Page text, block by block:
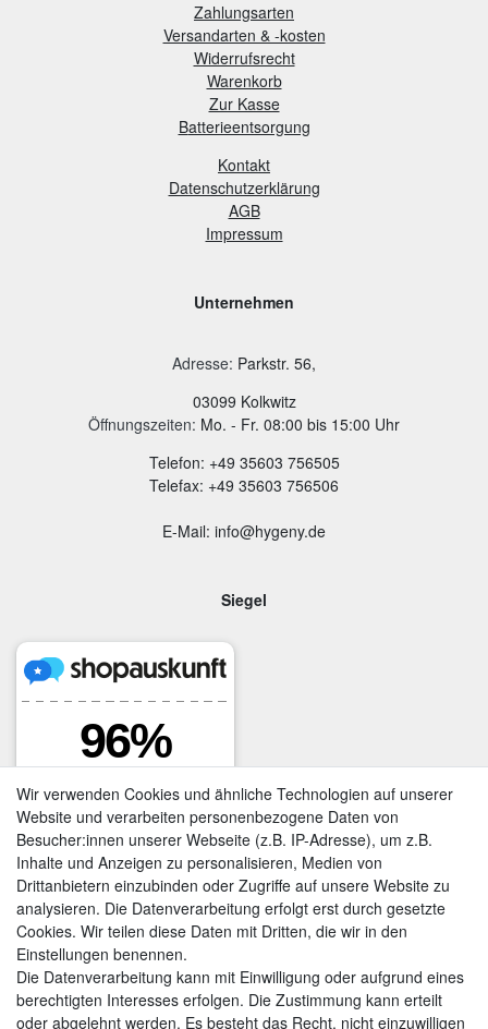
Zahlungsarten
Versandarten & -kosten
Widerrufsrecht
Warenkorb
Zur Kasse
Batterieentsorgung
Kontakt
Datenschutzerklärung
AGB
Impressum
Unternehmen
Adresse: Parkstr. 56,
03099 Kolkwitz
Öffnungszeiten: Mo. - Fr. 08:00 bis 15:00 Uhr
Telefon: +49 35603 756505
Telefax: +49 35603 756506
E-Mail: info@hygeny.de
Siegel
Vertrag widerrufen
Wir verwenden Cookies und ähnliche Technologien auf unserer
Website und verarbeiten personenbezogene Daten von
Besucher:innen unserer Webseite (z.B. IP-Adresse), um z.B.
Inhalte und Anzeigen zu personalisieren, Medien von
Drittanbietern einzubinden oder Zugriffe auf unsere Website zu
analysieren. Die Datenverarbeitung erfolgt erst durch gesetzte
Cookies. Wir teilen diese Daten mit Dritten, die wir in den
Einstellungen benennen.
Die Datenverarbeitung kann mit Einwilligung oder aufgrund eines
berechtigten Interesses erfolgen. Die Zustimmung kann erteilt
oder abgelehnt werden. Es besteht das Recht, nicht einzuwilligen